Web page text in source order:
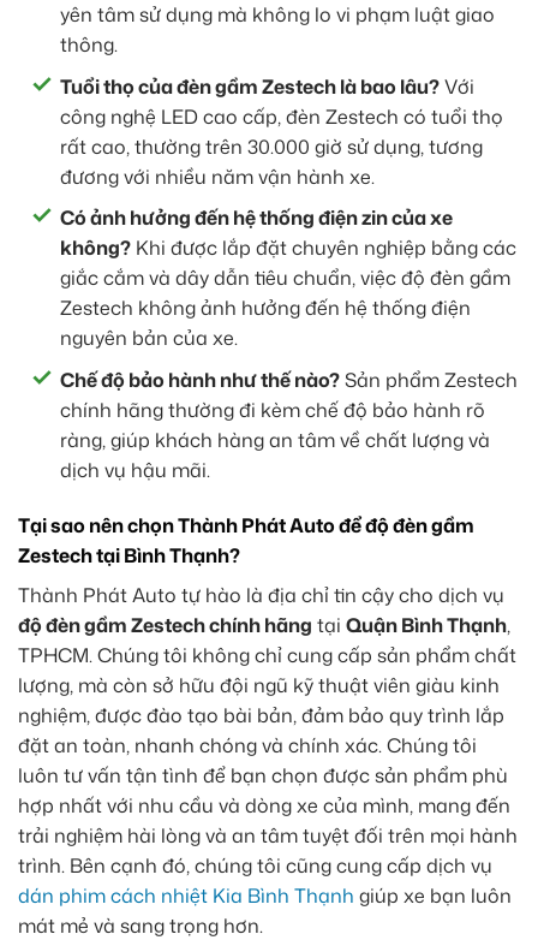
yên tâm sử dụng mà không lo vi phạm luật giao
thông.
Tuổi thọ của đèn gầm Zestech là bao lâu?Với
công nghệ LED cao cấp, đèn Zestech có tuổi thọ
rất cao, thường trên 30.000 giờ sử dụng, tương
đương với nhiều năm vận hành xe.
Có ảnh hưởng đến hệ thống điện zin của xe
không? Khi được lắp đặt chuyên nghiệp bằng các
giắc cắm và dây dẫn tiêu chuẩn, việc độ đèn gầm
Zestech không ảnh hưởng đến hệ thống điện
nguyên bản của xe.
Chế độ bảo hành như thế nào?Sản phẩm Zestech
chính hãng thường đi kèm chế độ bảo hành rõ
ràng, giúp khách hàng an tâm về chất lượng và
dịch vụ hậu mãi.
Tại sao nên chọn Thành Phát Auto để độ đèn gầm
Zestech tại Bình Thạnh?
Thành Phát Auto tự hào là địa chỉ tin cậy cho dịch vụ
độ đèn gầm Zestech chính hãng tại Quận Bình Thạnh,
TPHCM. Chúng tôi không chỉ cung cấp sản phẩm chất
lượng, mà còn sở hữu đội ngũ kỹ thuật viên giàu kinh
nghiệm, được đào tạo bài bản, đảm bảo quy trình lắp
đặt an toàn, nhanh chóng và chính xác. Chúng tôi
luôn tư vấn tận tình để bạn chọn được sản phẩm phù
hợp nhất với nhu cầu và dòng xe của mình, mang đến
trải nghiệm hài lòng và an tâm tuyệt đối trên mọi hành
trình. Bên cạnh đó, chúng tôi cũng cung cấp dịch vụ
dán phim cách nhiệt Kia Bình Thạnh giúp xe bạn luôn
mát mẻ và sang trọng hơn.